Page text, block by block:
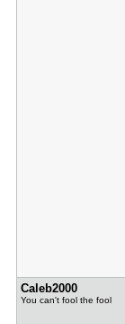
Caleb2000
You can't fool the fool